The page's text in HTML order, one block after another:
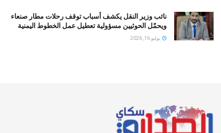
نائب وزير النقل يكشف أسباب توقف رحلات مطار صنعاء
ويحمّل الحوثيين مسؤولية تعطيل عمل الخطوط اليمنية
يوليو 16, 2026